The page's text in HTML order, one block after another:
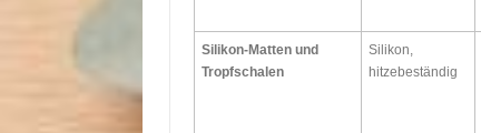
Silikon-Matten und
Tropfschalen
Silikon,
hitzebeständig